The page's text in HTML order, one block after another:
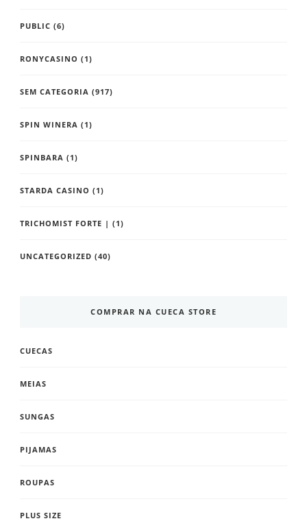
PUBLIC (6)
RONYCASINO (1)
SEM CATEGORIA (917)
SPIN WINERA (1)
SPINBARA (1)
STARDA CASINO (1)
TRICHOMIST FORTE | (1)
UNCATEGORIZED (40)
COMPRAR NA CUECA STORE
CUECAS
MEIAS
SUNGAS
PIJAMAS
ROUPAS
PLUS SIZE